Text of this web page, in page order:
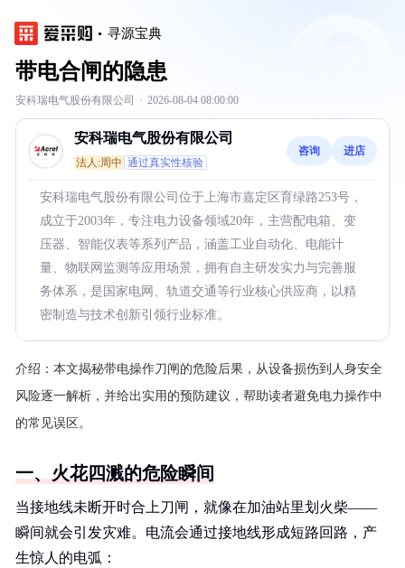
寻源宝典
带电合闸的隐患
安科瑞电气股份有限公司 · 2026-08-04 08:00:00
安科瑞电气股份有限公司
法人:周中 通过真实性核验
咨询 进店
安科瑞电气股份有限公司位于上海市嘉定区育绿路253号，
成立于2003年，专注电力设备领域20年，主营配电箱、变
压器、智能仪表等系列产品，涵盖工业自动化、电能计
量、物联网监测等应用场景，拥有自主研发实力与完善服
务体系，是国家电网、轨道交通等行业核心供应商，以精
密制造与技术创新引领行业标准。
介绍： 本文揭秘带电操作刀闸的危险后果，从设备损伤到人身安全
风险逐一解析，并给出实用的预防建议，帮助读者避免电力操作中
的常见误区。
一、火花四溅的危险瞬间
当接地线未断开时合上刀闸，就像在加油站里划火柴——
瞬间就会引发灾难。电流会通过接地线形成短路回路，产
生惊人的电弧：